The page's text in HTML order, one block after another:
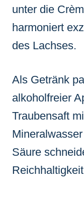
unter die
harmoniert
des Lachses.
Als Getränk
alkoholfreier
Traubensaft
Säure